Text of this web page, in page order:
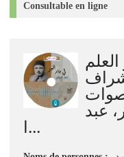
Consultable en ligne
عبد
ا...